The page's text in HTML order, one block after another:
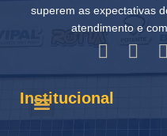
superem as expectativas
atendimento e
Institucional